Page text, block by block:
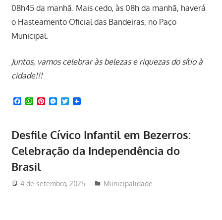
08h45 da manhã. Mais cedo, às 08h da manhã, haverá
o Hasteamento Oficial das Bandeiras, no Paço
Municipal.
Juntos, vamos celebrar às belezas e riquezas do sítio à
cidade!!!
Facebook
WhatsApp
Pinterest
Messenger
Twitter
Desfile Cívico Infantil em Bezerros:
Celebração da Independência do
Brasil
4 de setembro, 2025 Redator
Municipalidade